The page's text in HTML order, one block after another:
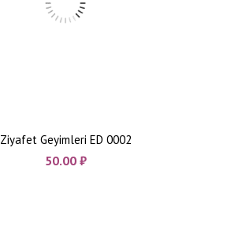
Ziyafet Geyimleri ED 0002
50.00 ₼